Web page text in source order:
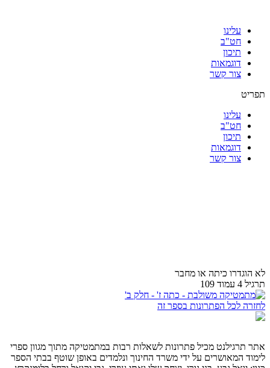
עלינו
חט"ב
תיכון
דוגמאות
צור קשר
תפריט
עלינו
חט"ב
תיכון
דוגמאות
צור קשר
לא הוגדרו כיתה או מחבר
תרגיל 4 עמוד 109
לחזרה לכל הפתרונות בספר זה
אתר תרגילנט מכיל פתרונות לשאלות רבות במתמטיקה מתוך מגוון ספרי
לימוד המאושרים על ידי משרד החינוך ונלמדים באופן שוטף בבתי הספר